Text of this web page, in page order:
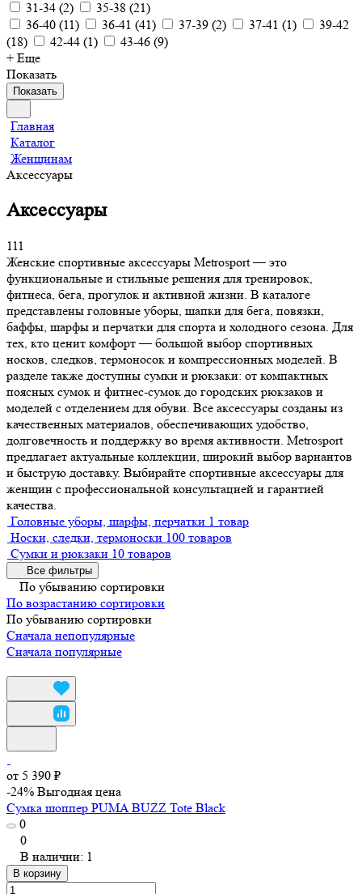
31-34 (2) 35-38 (21)
36-40 (11) 36-41 (41) 37-39 (2) 37-41 (1)
39-42
(18) 42-44 (1) 43-46 (9)
+ Еще
Показать
Показать
Главная
Каталог
Женщинам
Аксессуары
Аксессуары
111
Женские спортивные аксессуары Metrosport — это
функциональные и стильные решения для тренировок,
фитнеса, бега, прогулок и активной жизни. В каталоге
представлены головные уборы, шапки для бега, повязки,
баффы, шарфы и перчатки для спорта и холодного сезона. Для
тех, кто ценит комфорт — большой выбор спортивных
носков, следков, термоносок и компрессионных моделей. В
разделе также доступны сумки и рюкзаки: от компактных
поясных сумок и фитнес-сумок до городских рюкзаков и
моделей с отделением для обуви. Все аксессуары созданы из
качественных материалов, обеспечивающих удобство,
долговечность и поддержку во время активности. Metrosport
предлагает актуальные коллекции, широкий выбор вариантов
и быструю доставку. Выбирайте спортивные аксессуары для
женщин с профессиональной консультацией и гарантией
качества.
Головные уборы, шарфы, перчатки 1 товар
Носки, следки, термоноски 100 товаров
Сумки и рюкзаки 10 товаров
Все фильтры
По убыванию сортировки
По возрастанию сортировки
По убыванию сортировки
Сначала непопулярные
Сначала популярные
от 5 390 ₽
-24% Выгодная цена
Сумка шоппер PUMA BUZZ Tote Black
0
0
В наличии: 1
В корзину